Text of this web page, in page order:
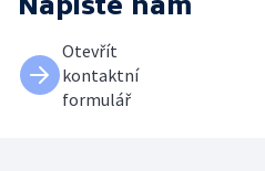
Otevřít
kontaktní
formulář